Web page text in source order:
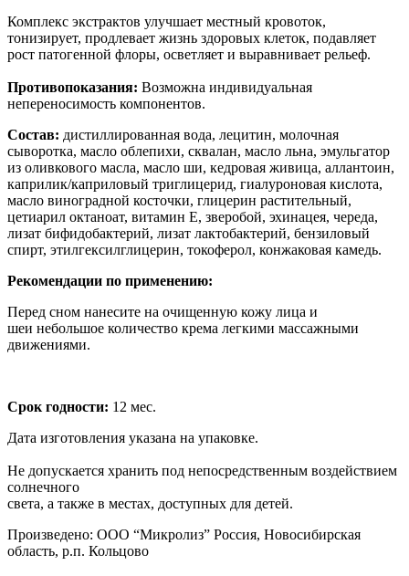
Комплекс экстрактов улучшает местный кровоток,
тонизирует, продлевает жизнь здоровых клеток, подавляет
рост патогенной флоры, осветляет и выравнивает рельеф.
Противопоказания: Возможна индивидуальная
непереносимость компонентов.
Состав: дистиллированная вода, лецитин, молочная
сыворотка, масло облепихи, сквалан, масло льна, эмульгатор
из оливкового масла, масло ши, кедровая живица, аллантоин,
каприлик/каприловый триглицерид, гиалуроновая кислота,
масло виноградной косточки, глицерин растительный,
цетиарил октаноат, витамин Е, зверобой, эхинацея, череда,
лизат бифидобактерий, лизат лактобактерий, бензиловый
спирт, этилгексилглицерин, токоферол, конжаковая камедь.
Рекомендации по применению:
Перед сном нанесите на очищенную кожу лица и
шеи небольшое количество крема легкими массажными
движениями.
Срок годности: 12 мес.
Дата изготовления указана на упаковке.
Не допускается хранить под непосредственным воздействием
солнечного
света, а также в местах, доступных для детей.
Произведено: ООО “Микролиз” Россия, Новосибирская
область, р.п. Кольцово